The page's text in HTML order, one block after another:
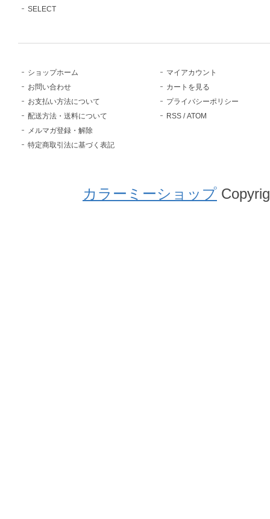
SELECT
ショップホーム
お問い合わせ
お支払い方法について
配送方法・送料について
メルマガ登録・解除
特定商取引法に基づく表記
マイアカウント
カートを見る
プライバシーポリシー
RSS /ATOM
カラーミーショップ